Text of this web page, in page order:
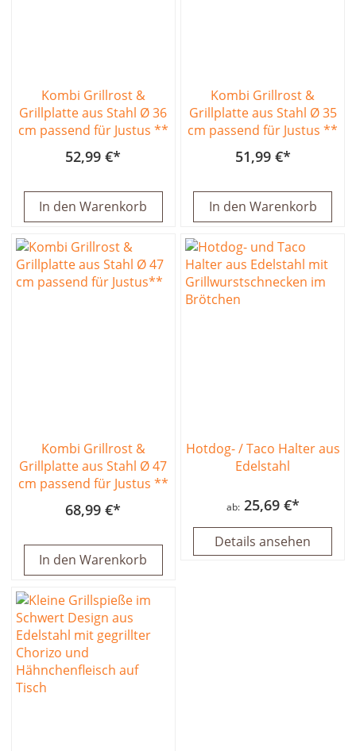
Kombi Grillrost &
Grillplatte aus Stahl Ø 36
cm passend für Justus **
52,99 €
In den Warenkorb
Kombi Grillrost &
Grillplatte aus Stahl Ø 35
cm passend für Justus **
51,99 €
In den Warenkorb
Kombi Grillrost &
Grillplatte aus Stahl Ø 47
cm passend für Justus **
68,99 €
In den Warenkorb
Hotdog- / Taco Halter aus
Edelstahl
ab 25,69 €
Details ansehen